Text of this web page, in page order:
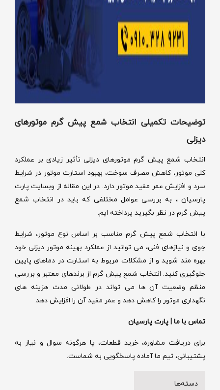
توضیحات تکمیلی انتخاب شمع پیش‌ گرم موتورهای
دیزلی
انتخاب شمع پیش گرم موتورهای دیزلی تأثیر زیادی بر عملکرد
کلی موتور، کاهش مصرف سوخت، بهبود استارت موتور در شرایط
سرد و افزایش عمر مفید موتور دارد. در این مقاله از وبسایت پارت
پارسیان ، به بررسی عوامل مختلفی که باید در انتخاب شمع
پیش گرم در نظر بگیرید پرداخته ایم.
با انتخاب شمع پیش گرم مناسب بر اساس نوع موتور، شرایط
جوی و نیازهای فنی، می توانید از عملکرد بهینه موتور دیزلی خود
بهره مند شوید و از مشکلات مربوط به استارت در دماهای پایین
جلوگیری کنید. انتخاب شمع پیش گرم از برندهای معتبر و بررسی
منظم وضعیت آن ها می تواند در طولانی مدت هزینه های
نگهداری موتور را کاهش دهد و عمر مفید آن را افزایش دهد.
تماس با ما | پارت پارسیان
برای دریافت مشاوره، خرید قطعات، یا هرگونه سوال و نیاز به
پشتیبانی، تیم ما آماده پاسخگویی به شماست.
دسته‌ها